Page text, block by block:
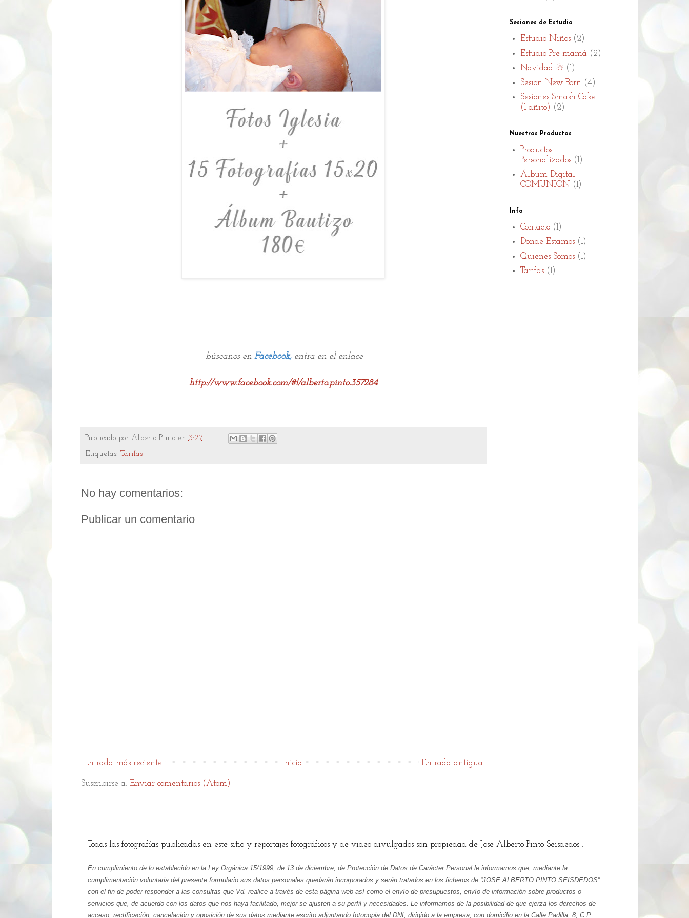
búscanos en Facebook, entra en el enlace
http://www.facebook.com/#!/alberto.pinto.357284
Publicado por Alberto Pinto en3:27
Etiquetas: Tarifas
No hay comentarios:
Publicar un comentario
Entrada más reciente Entrada antigua
Inicio
Suscribirse a: Enviar comentarios (Atom)
Sesiones de Estudio
Estudio Niños (2)
Estudio Pre mamá (2)
Navidad ☃ (1)
Sesion New Born (4)
Sesiones Smash Cake
(1 añito) (2)
Nuestros Productos
Productos
Personalizados (1)
Álbum Digital
COMUNION (1)
Info
Contacto (1)
Donde Estamos (1)
Quienes Somos (1)
Tarifas (1)
Todas las fotografías publicadas en este sitio y reportajes fotográficos y de video divulgados son propiedad de Jose Alberto Pinto Seisdedos .
En cumplimiento de lo establecido en la Ley Orgánica 15/1999, de 13 de diciembre, de Protección de Datos de Carácter Personal le informamos que, mediante la
cumplimentación voluntaria del presente formulario sus datos personales quedarán incorporados y serán tratados en los ficheros de “JOSE ALBERTO PINTO SEISDEDOS”
con el fin de poder responder a las consultas que Vd. realice a través de esta página web así como el envío de presupuestos, envío de información sobre productos o
servicios que, de acuerdo con los datos que nos haya facilitado, mejor se ajusten a su perfil y necesidades. Le informamos de la posibilidad de que ejerza los derechos de
acceso, rectificación, cancelación y oposición de sus datos mediante escrito adjuntando fotocopia del DNI, dirigido a la empresa, con domicilio en la Calle Padilla, 8, C.P.